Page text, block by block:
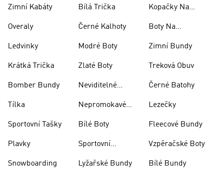
Zimní Kabáty
Overaly
Ledvinky
Krátká Trička
Bomber Bundy
Tílka
Sportovní Tašky
Plavky
Snowboarding
Bílá Trička
Černé Kalhoty
Modré Boty
Zlaté Boty
Neviditelné
Nepromokavé
Bílé Boty
Sportovní
Lyžařské Bundy
Kopačky Na
Boty Na
Zimní Bundy
Treková Obuv
Černé Batohy
Lezečky
Fleecové Bundy
Vzpěračské Boty
Bílé Bundy